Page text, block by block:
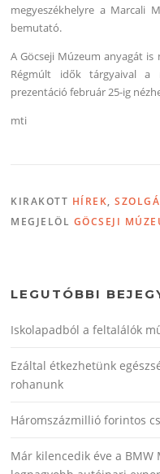
megyeszékhelyre a Marcali
bemutató.
A Göcseji Múzeum anyagát
Régmúlt idők tárgyaival a
prezentáció február 25-ig
mti
KIRAKOTT HÍREK,
MEGJELÖL GÖCSEJI
LEGUTÓBBI
Iskolapadból a feltalálók
Ezáltal étkezhetünk
rohanunk
Háromszázmillió forintos
Már kilencedik éve a